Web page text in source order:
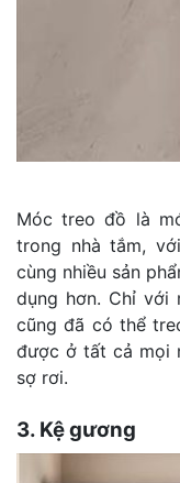
Móc treo đồ là
trong nhà tắm,
cùng nhiều sản
dụng hơn. Chỉ với
cũng đã có thể
được ở tất cả mọi
sợ rơi.
3. Kệ gương